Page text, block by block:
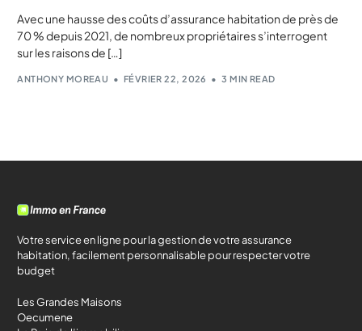
Avec une hausse des coûts d’assurance habitation de près de
70 % depuis 2021, de nombreux propriétaires s’interrogent
sur les raisons de […]
ANTHONY MOREAU FÉVRIER 22, 2026 3 MIN READ
Votre service en ligne pour la gestion de votre assurance
habitation, facilement personnalisable pour respecter votre
budget
Les Grandes Maisons
Oecumene